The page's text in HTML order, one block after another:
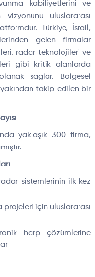
kabiliyetlerini ve
uluslararası
Türkiye, İsrail,
gelen firmalar
radar teknolojileri ve
gibi kritik alanlarda
sağlar. Bölgesel
takip edilen bir
yaklaşık 300 firma,
sistemlerinin ilk kez
projeleri için uluslararası
harp çözümlerine